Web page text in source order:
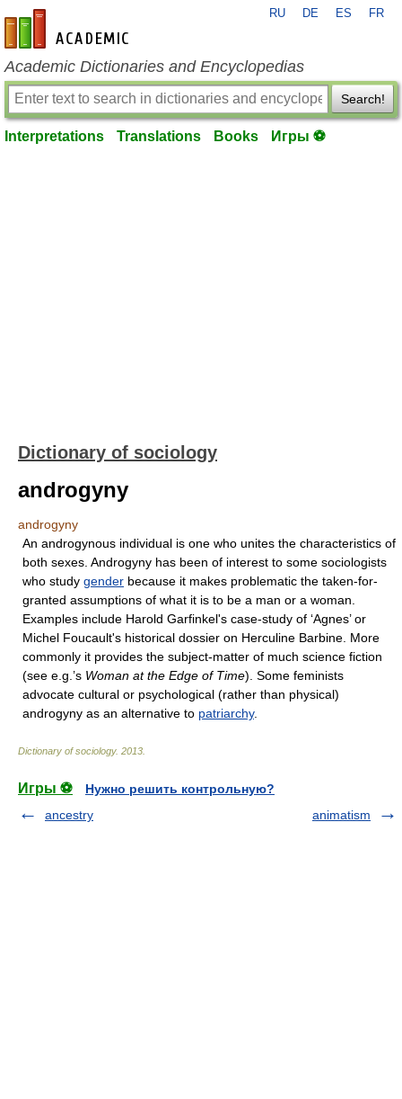
en-academic.com
RU DE ES FR
Academic Dictionaries and Encyclopedias
Search!
Interpretations Translations Books Игры ⚽
Dictionary of sociology
androgyny
androgyny
An androgynous individual is one who unites the characteristics of
both sexes. Androgyny has been of interest to some sociologists
who study gender because it makes problematic the taken-for-
granted assumptions of what it is to be a man or a woman.
Examples include Harold Garfinkel's case-study of ‘Agnes’ or
Michel Foucault's historical dossier on Herculine Barbine. More
commonly it provides the subject-matter of much science fiction
(see e.g.’s Woman at the Edge of Time). Some feminists
advocate cultural or psychological (rather than physical)
androgyny as an alternative to patriarchy.
Dictionary of sociology. 2013
Игры ⚽
Нужно решить контрольную?
ancestry
animatism